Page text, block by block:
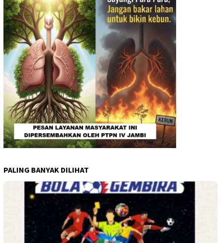
PALING BANYAK DILIHAT